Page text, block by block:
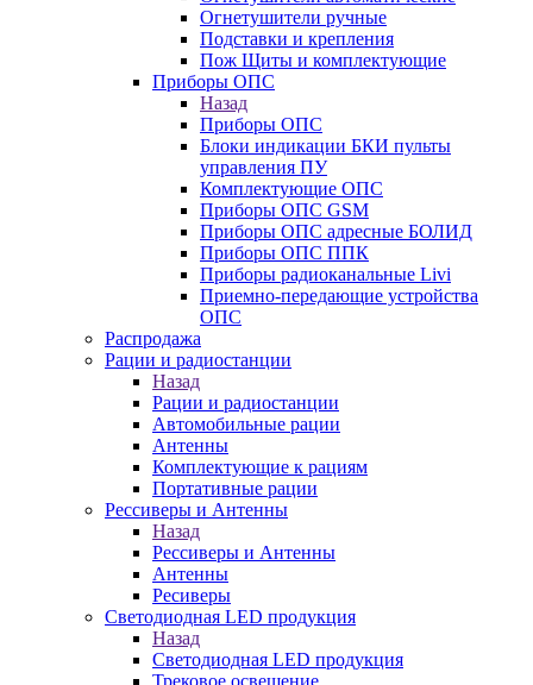
Огнетушители ручные
Подставки и крепления
Пож Щиты и комплектующие
Приборы ОПС
Назад
Приборы ОПС
Блоки индикации БКИ пульты
управления ПУ
Комплектующие ОПС
Приборы ОПС GSM
Приборы ОПС адресные БОЛИД
Приборы ОПС ППК
Приборы радиоканальные Livi
Приемно-передающие устройства
ОПС
Распродажа
Рации и радиостанции
Назад
Рации и радиостанции
Автомобильные рации
Антенны
Комплектующие к рациям
Портативные рации
Рессиверы и Антенны
Назад
Рессиверы и Антенны
Антенны
Ресиверы
Светодиодная LED продукция
Назад
Светодиодная LED продукция
Трековое освещение